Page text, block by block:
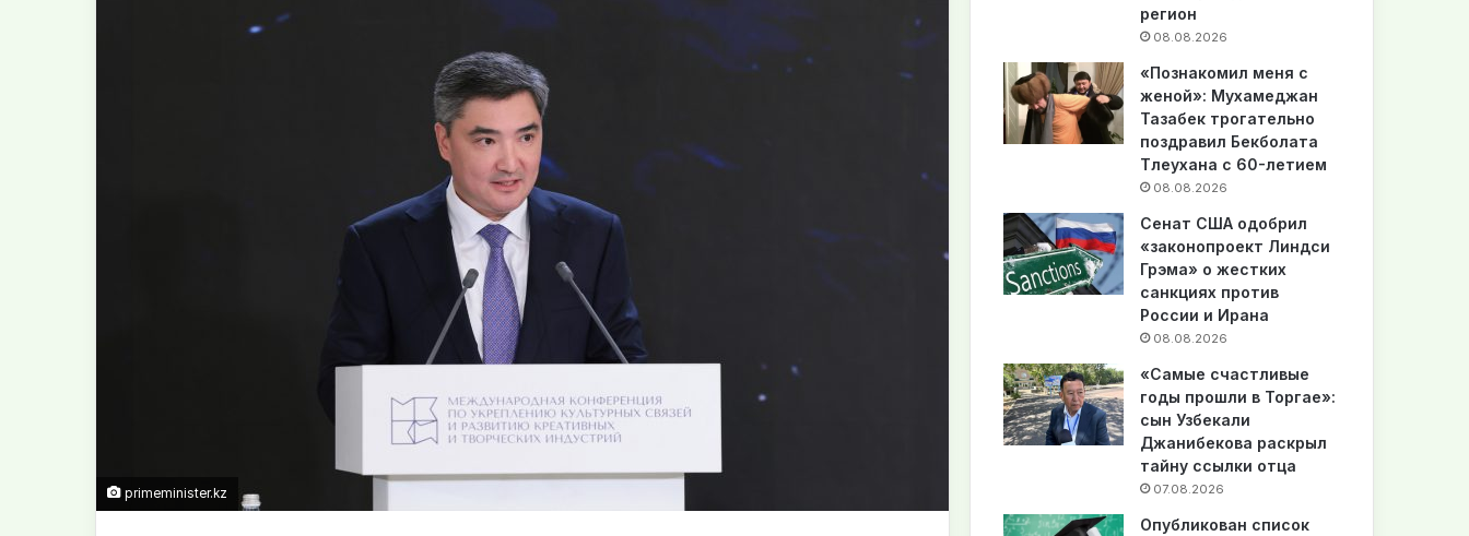
primeminister.kz
регион
08.08.2026
«Познакомил меня с
женой»: Мухамеджан
Тазабек трогательно
поздравил Бекболата
Тлеухана с 60-летием
08.08.2026
Сенат США одобрил
«законопроект Линдси
Грэма» о жестких
санкциях против
России и Ирана
08.08.2026
«Самые счастливые
годы прошли в Торгае»:
сын Узбекали
Джанибекова раскрыл
тайну ссылки отца
07.08.2026
Опубликован список